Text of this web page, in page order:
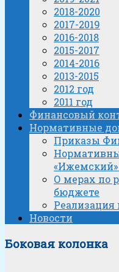
2018-2020
2017-2019
2016-2018
2015-2017
2014-2016
2013-2015
2012 год
2011 год
Финансовый
Нормативные
Приказы
О мерах по
бюджете
Новости
Боковая колонка